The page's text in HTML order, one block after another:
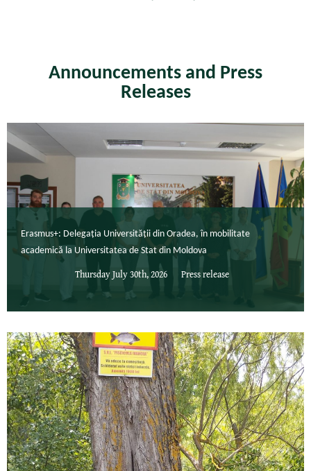
Announcements and Press
Releases
Erasmus+: Delegația Universității din Oradea, în mobilitate
academică la Universitatea de Stat din Moldova
Thursday July 30th, 2026 Press release